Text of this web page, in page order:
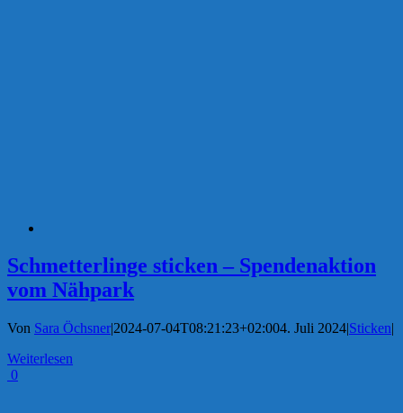
Schmetterlinge sticken – Spendenaktion
vom Nähpark
Von Sara Öchsner|2024-07-04T08:21:23+02:004. Juli 2024|Sticken|
Weiterlesen
0